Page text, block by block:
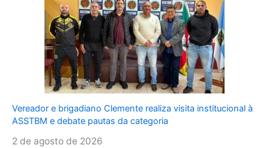
Vereador e brigadiano Clemente realiza visita institucional à
ASSTBM e debate pautas da categoria
2 de agosto de 2026